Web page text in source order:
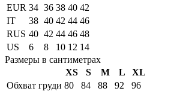
EUR 34 36 38 40 42
IT
38 40 42 44 46
RUS 40 42 44 46 48
US
6 8 10 12 14
Размеры в сантиметрах
XS
S M L
XL
Обхват груди 80 84 88 92
96